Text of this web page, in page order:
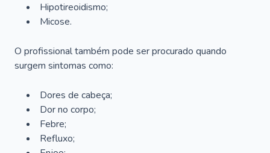
Hipotireoidismo;
Micose.
O profissional também pode ser procurado quando
surgem sintomas como:
Dores de cabeça;
Dor no corpo;
Febre;
Refluxo;